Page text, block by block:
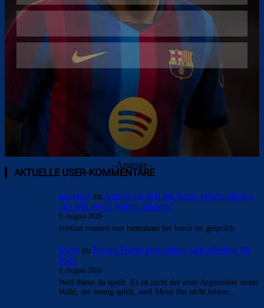
- Anzeige -
AKTUELLE USER-KOMMENTARE
merenge zuAraújo hat sich bei Barça verabschiedet:
„Er will etwas Neues machen“
9. August 2026
cristian romero von tottenham bei barca im gespräch
lexxy zu Ferran Torres entscheidet sich offenbar für
PSG
9. August 2026
Weil Messi da spielt. Es ist nicht der erste Argentinier erster
Wahl, der wenig spielt, weil Messi ihn nicht leiden…